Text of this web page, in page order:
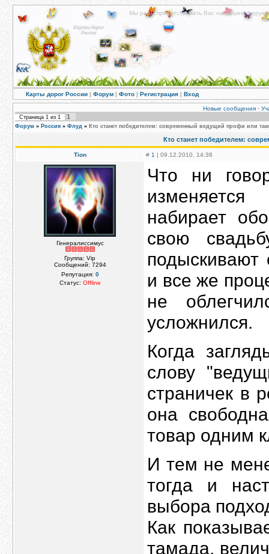
Мы рады приветствовать Вас на нашем
Карты дорог России | Форум | Фото | Регистрация | Вход
Новые сообщения·
Страница 1 из 1 1
Форум » Россия » Флуд » Кто станет победителем: современный ведущий профи или
Кто станет победителем:
Tion # 1 | 09.12.2010, 14:38
Генералиссимус
Группа: Vip
Сообщений: 7294
Репутация: 0
Статус: Offline
Что ни
набирает
свою
и все же
не
усложнился.
Когда
слову
страничек в
она
товар одним
И тем не
тогда и
выбора
Как
тамада,